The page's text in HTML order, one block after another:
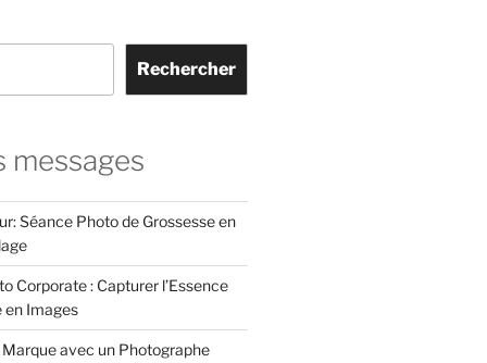
Rechercher
messages
Séance Photo de Grossesse en
Corporate : Capturer l’Essence
en Images
avec un Photographe